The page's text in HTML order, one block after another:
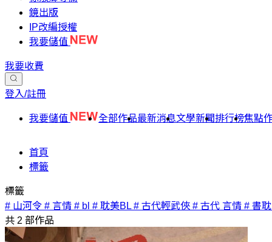
鏡出版
IP改編授權
我要儲值
我要收費
登入/註冊
我要儲值 全部作品最新消息文學新聞排行榜焦點
首頁
標籤
標籤
# 山河令 # 言情 # bl # 耽美BL # 古代輕武俠 # 古代 言情 # 書耽
共 2 部作品